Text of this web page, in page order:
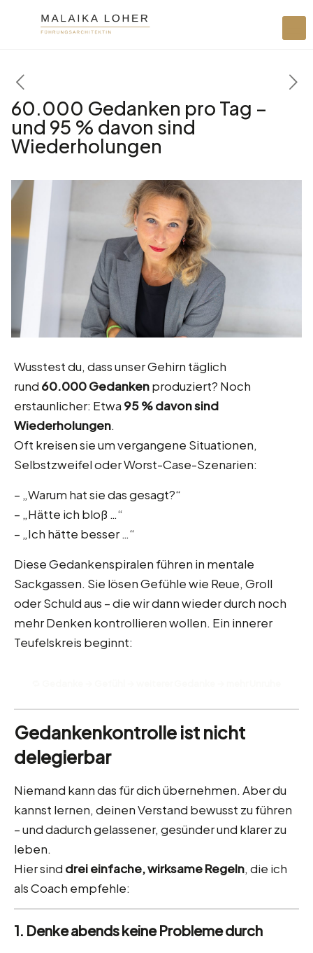
60.000 Gedanken pro Tag –
und 95 % davon sind
Wiederholungen
Wusstest du, dass unser Gehirn täglich
rund 60.000 Gedankenproduziert? Noch
erstaunlicher: Etwa 95 % davon sind
Wiederholungen.
Oft kreisen sie um vergangene Situationen,
Selbstzweifel oder Worst-Case-Szenarien:
– „Warum hat sie das gesagt?“
– „Hätte ich bloß …“
– „Ich hätte besser …“
Diese Gedankenspiralen führen in mentale
Sackgassen. Sie lösen Gefühle wie Reue, Groll
oder Schuld aus – die wir dann wieder durch noch
mehr Denken kontrollieren wollen. Ein innerer
Teufelskreis beginnt:
Gedankenkontrolle ist nicht
delegierbar
Niemand kann das für dich übernehmen. Aber du
kannst lernen, deinen Verstand bewusst zu führen
– und dadurch gelassener, gesünder und klarer zu
leben.
Hier sind drei einfache, wirksame Regeln, die ich
als Coach empfehle:
1. Denke abends keine Probleme durch